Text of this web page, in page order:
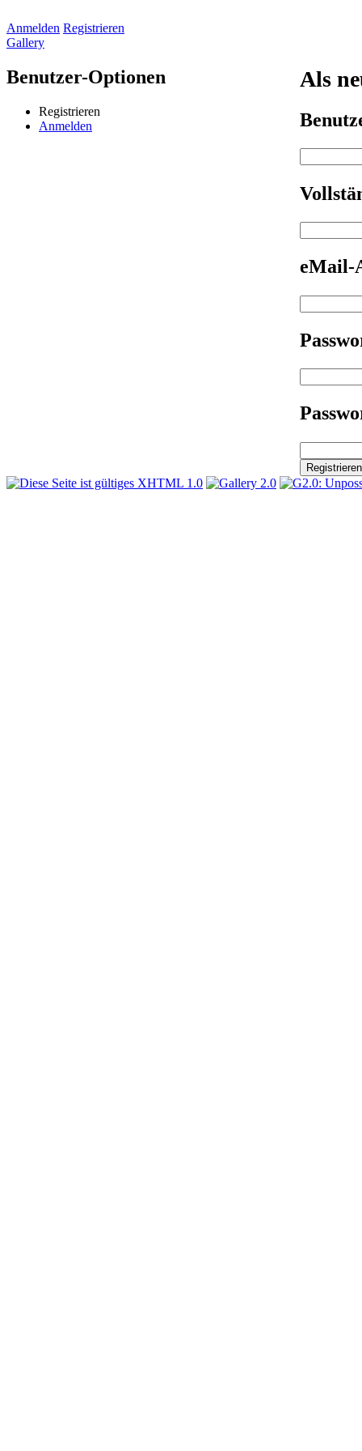
Anmelden Registrieren
Gallery
Benutzer-Optionen
Registrieren
Anmelden
Als
eMail-